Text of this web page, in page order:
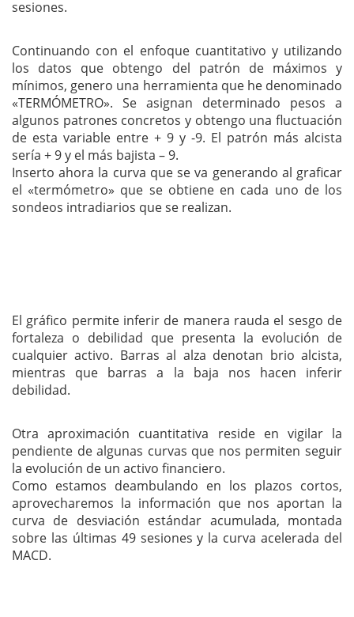
sesiones.
Continuando con el enfoque cuantitativo y utilizando
los datos que obtengo del patrón de máximos y
mínimos, genero una herramienta que he denominado
«TERMÓMETRO». Se asignan determinado pesos a
algunos patrones concretos y obtengo una fluctuación
de esta variable entre + 9 y -9. El patrón más alcista
sería + 9 y el más bajista – 9.
Inserto ahora la curva que se va generando al graficar
el «termómetro» que se obtiene en cada uno de los
sondeos intradiarios que se realizan.
El gráfico permite inferir de manera rauda el sesgo de
fortaleza o debilidad que presenta la evolución de
cualquier activo. Barras al alza denotan brio alcista,
mientras que barras a la baja nos hacen inferir
debilidad.
Otra aproximación cuantitativa reside en vigilar la
pendiente de algunas curvas que nos permiten seguir
la evolución de un activo financiero.
Como estamos deambulando en los plazos cortos,
aprovecharemos la información que nos aportan la
curva de desviación estándar acumulada, montada
sobre las últimas 49 sesiones y la curva acelerada del
MACD.